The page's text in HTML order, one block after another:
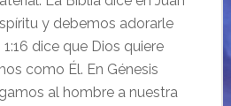
y debemos adorarle
dice que Dios quiere
como Él. En Génesis
al hombre a nuestra